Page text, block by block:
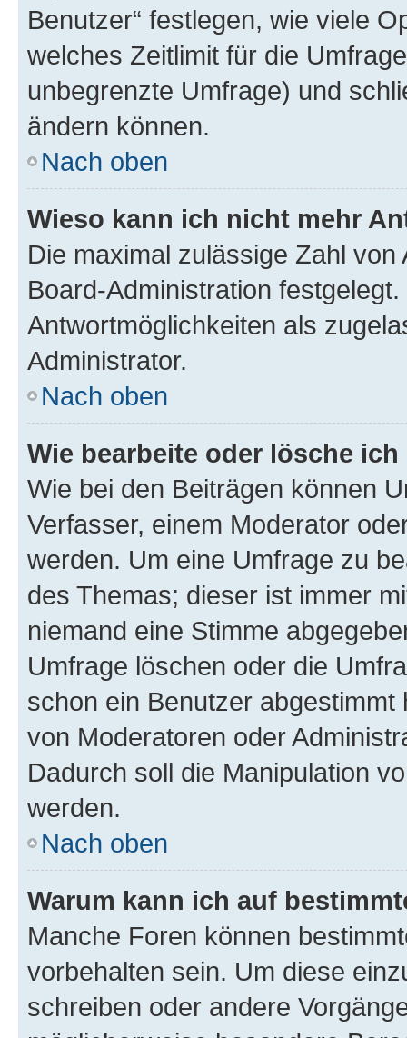
Benutzer“ festlegen, wie viele
welches Zeitlimit für die
unbegrenzte Umfrage) und
ändern können.
Nach oben
Wieso kann ich nicht mehr
Die maximal zulässige Zahl
Board-Administration
Antwortmöglichkeiten als
Administrator.
Nach oben
Wie bearbeite oder lösche
Wie bei den Beiträgen können
Verfasser, einem Moderator
werden. Um eine Umfrage zu
des Themas; dieser ist immer
niemand eine Stimme
Umfrage löschen oder die
schon ein Benutzer
von Moderatoren oder
Dadurch soll die Manipulation
werden.
Nach oben
Warum kann ich auf
Manche Foren können
vorbehalten sein. Um diese
schreiben oder andere